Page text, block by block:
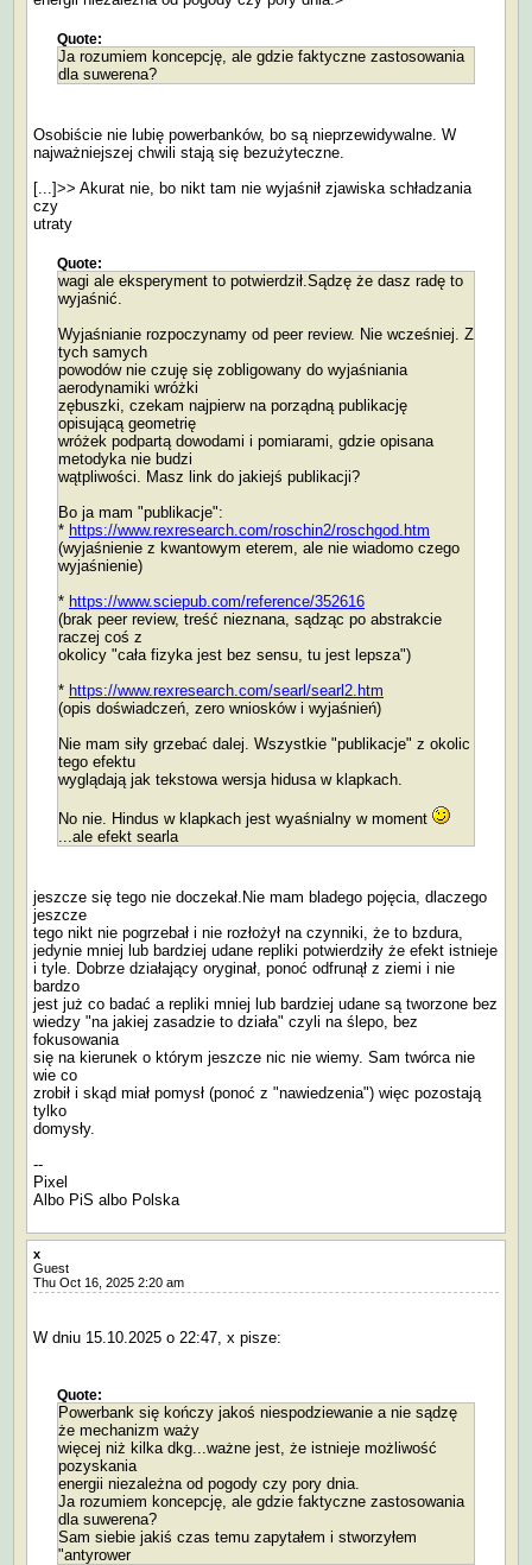
Quote:
Ja rozumiem koncepcję, ale gdzie faktyczne zastosowania
dla suwerena?
Osobiście nie lubię powerbanków, bo są nieprzewidywalne. W
najważniejszej chwili stają się bezużyteczne.
[...]>> Akurat nie, bo nikt tam nie wyjaśnił zjawiska schładzania
czy
utraty
Quote:
wagi ale eksperyment to potwierdził.Sądzę że dasz radę to
wyjaśnić.
Wyjaśnianie rozpoczynamy od peer review. Nie wcześniej. Z
tych samych
powodów nie czuję się zobligowany do wyjaśniania
aerodynamiki wróżki
zębuszki, czekam najpierw na porządną publikację
opisującą geometrię
wróżek podpartą dowodami i pomiarami, gdzie opisana
metodyka nie budzi
wątpliwości. Masz link do jakiejś publikacji?
Bo ja mam "publikacje":
* https://www.rexresearch.com/roschin2/roschgod.htm
(wyjaśnienie z kwantowym eterem, ale nie wiadomo czego
wyjaśnienie)
* https://www.sciepub.com/reference/352616
(brak peer review, treść nieznana, sądząc po abstrakcie
raczej coś z
okolicy "cała fizyka jest bez sensu, tu jest lepsza")
* https://www.rexresearch.com/searl/searl2.htm
(opis doświadczeń, zero wniosków i wyjaśnień)
Nie mam siły grzebać dalej. Wszystkie "publikacje" z okolic
tego efektu
wyglądają jak tekstowa wersja hidusa w klapkach.
No nie. Hindus w klapkach jest wyaśnialny w moment
...ale efekt searla
jeszcze się tego nie doczekał.Nie mam bladego pojęcia, dlaczego
jeszcze
tego nikt nie pogrzebał i nie rozłożył na czynniki, że to bzdura,
jedynie mniej lub bardziej udane repliki potwierdziły że efekt istnieje
i tyle. Dobrze działający oryginał, ponoć odfrunął z ziemi i nie
bardzo
jest już co badać a repliki mniej lub bardziej udane są tworzone bez
wiedzy "na jakiej zasadzie to działa" czyli na ślepo, bez
fokusowania
się na kierunek o którym jeszcze nic nie wiemy. Sam twórca nie
wie co
zrobił i skąd miał pomysł (ponoć z "nawiedzenia") więc pozostają
tylko
domysły.
--
Pixel
Albo PiS albo Polska
x
Guest
Thu Oct 16, 2025 2:20 am
W dniu 15.10.2025 o 22:47, x pisze:
Quote:
Powerbank się kończy jakoś niespodziewanie a nie sądzę
że mechanizm waży
więcej niż kilka dkg...ważne jest, że istnieje możliwość
pozyskania
energii niezależna od pogody czy pory dnia.
Ja rozumiem koncepcję, ale gdzie faktyczne zastosowania
dla suwerena?
Sam siebie jakiś czas temu zapytałem i stworzyłem
"antyrower